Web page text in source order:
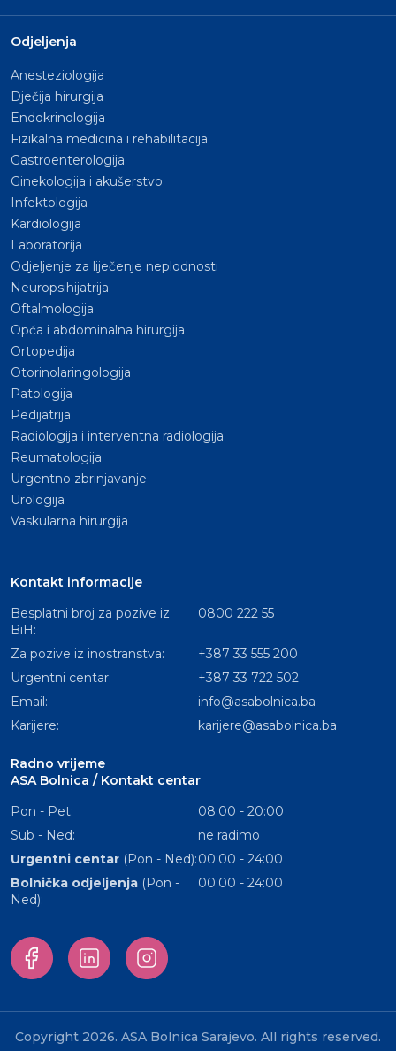
Odjeljenja
Anesteziologija
Dječija hirurgija
Endokrinologija
Fizikalna medicina i rehabilitacija
Gastroenterologija
Ginekologija i akušerstvo
Infektologija
Kardiologija
Laboratorija
Odjeljenje za liječenje neplodnosti
Neuropsihijatrija
Oftalmologija
Opća i abdominalna hirurgija
Ortopedija
Otorinolaringologija
Patologija
Pedijatrija
Radiologija i interventna radiologija
Reumatologija
Urgentno zbrinjavanje
Urologija
Vaskularna hirurgija
Kontakt informacije
Besplatni broj za pozive iz
BiH:
0800 222 55
Za pozive iz inostranstva:
+387 33 555 200
Urgentni centar:
+387 33 722 502
Email:
info@asabolnica.ba
Karijere:
karijere@asabolnica.ba
Radno vrijeme
ASA Bolnica / Kontakt centar
Pon - Pet:
08:00 - 20:00
Sub - Ned:
ne radimo
Urgentni centar (Pon - Ned):00:00 - 24:00
Bolnička odjeljenja (Pon -
Ned):
00:00 - 24:00
Copyright 2026. ASA Bolnica Sarajevo. All rights reserved.